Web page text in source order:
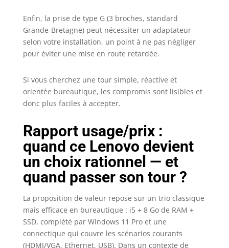
Enfin, la prise de type G (3 broches, standard
Grande-Bretagne) peut nécessiter un adaptateur
selon votre installation, un point à ne pas négliger
pour éviter une mise en route retardée.
Si vous cherchez une tour simple, réactive et
orientée bureautique, les compromis sont lisibles et
donc plus faciles à accepter.
Rapport usage/prix :
quand ce Lenovo devient
un choix rationnel — et
quand passer son tour ?
La proposition de valeur repose sur un trio classique
mais efficace en bureautique : i5 + 8 Go de RAM +
SSD, complété par Windows 11 Pro et une
connectique qui couvre les scénarios courants
(HDMI/VGA, Ethernet, USB). Dans un contexte de